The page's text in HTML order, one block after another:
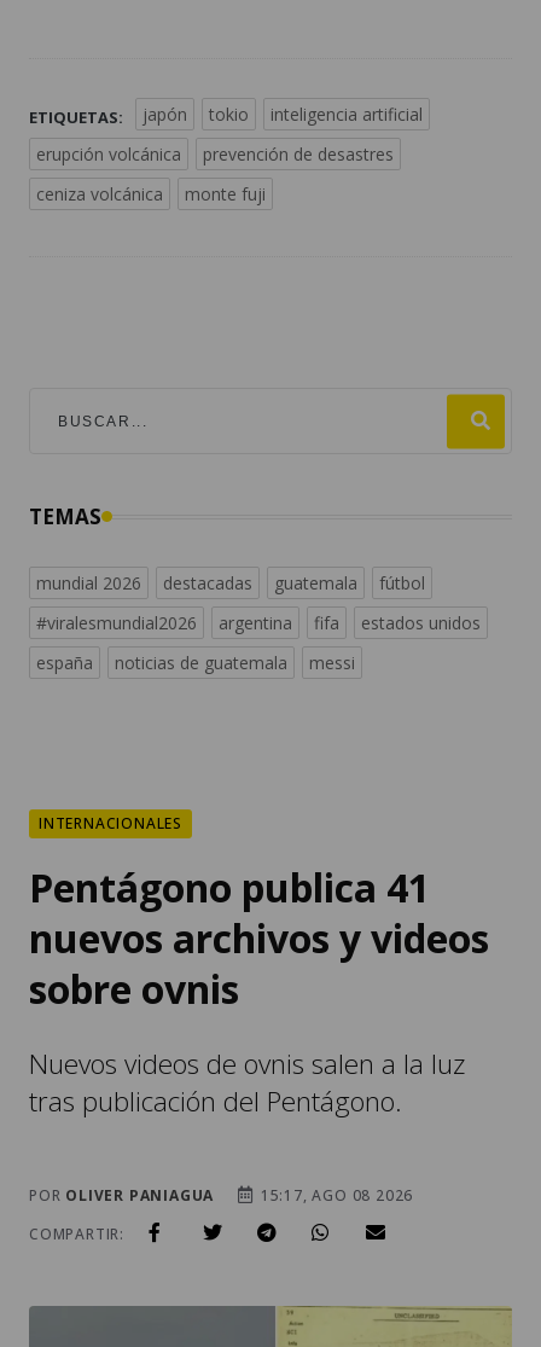
ETIQUETAS: japón tokio
inteligencia artificial
erupción volcánica
prevención de desastres
ceniza volcánica
monte fuji
TEMAS
mundial 2026 destacadas guatemala
fútbol
#viralesmundial2026
argentina fifa
estados unidos
españa
noticias de guatemala messi
INTERNACIONALES
Pentágono publica 41
nuevos archivos y videos
sobre ovnis
Nuevos videos de ovnis salen a la luz
tras publicación del Pentágono.
POR OLIVER PANIAGUA
15:17, AGO 08 2026
COMPARTIR: